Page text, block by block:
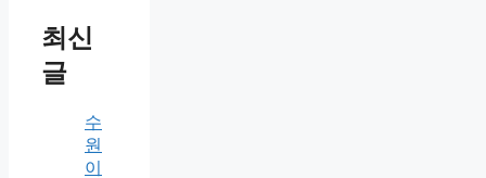
최신
글
수
원
이